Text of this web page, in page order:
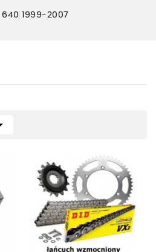
640 1999-2007